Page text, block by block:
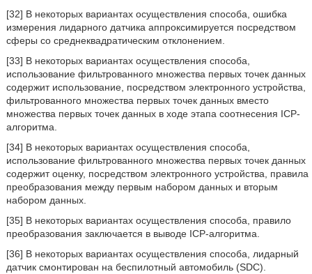
[32] В некоторых вариантах осуществления способа, ошибка
измерения лидарного датчика аппроксимируется посредством
сферы со среднеквадратическим отклонением.
[33] В некоторых вариантах осуществления способа,
использование фильтрованного множества первых точек данных
содержит использование, посредством электронного устройства,
фильтрованного множества первых точек данных вместо
множества первых точек данных в ходе этапа соотнесения ICP-
алгоритма.
[34] В некоторых вариантах осуществления способа,
использование фильтрованного множества первых точек данных
содержит оценку, посредством электронного устройства, правила
преобразования между первым набором данных и вторым
набором данных.
[35] В некоторых вариантах осуществления способа, правило
преобразования заключается в выводе ICP-алгоритма.
[36] В некоторых вариантах осуществления способа, лидарный
датчик смонтирован на беспилотный автомобиль (SDC).